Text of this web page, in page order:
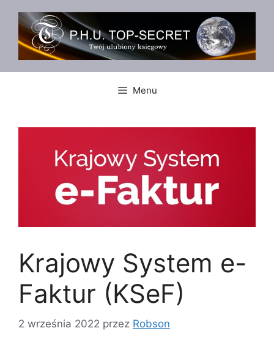
treści
Menu
Krajowy System e-
Faktur (KSeF)
2 września 2022 przez Robson